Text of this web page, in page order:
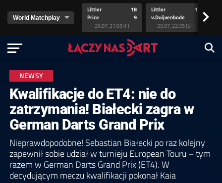
Littler
Price
18
9
26.07, 21:05 (F)
Littler
v.Duijvenbode
17
25.07, 22:35 (SF)
>
NEWSY
Kwalifikacje do ET4: nie do
zatrzymania! Białecki zagra w
German Darts Grand Prix
Nieprawdopodobne! Sebastian Białecki po raz kolejny
zapewnił sobie udział w turnieju European Touru – tym
razem w German Darts Grand Prix (ET4). W
decydującym meczu kwalifikacji pokonał Kaia